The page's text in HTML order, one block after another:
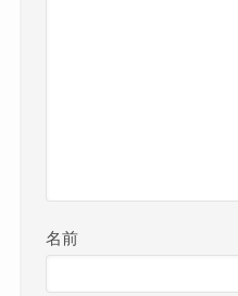
名前